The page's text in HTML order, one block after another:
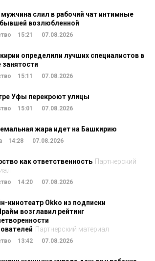
мужчина слил в рабочий чат интимные
возлюбленной
15:21 07.08.2026
определили лучших специалистов в
занятости
15:11 07.08.2026
Уфы перекроют улицы
15:01 07.08.2026
жара идет на Башкирию
14:28 07.08.2026
как ответственность Партнерский
14:20 07.08.2026
кинотеатр Okko из подписки
возглавил рейтинг
Партнерский материал
13:42 07.08.2026